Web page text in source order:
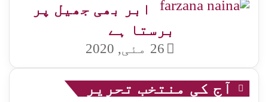
ابر بھی جھیل پر
برستا ہے
26 مئی, 2020
آج کی منتخب تحریر